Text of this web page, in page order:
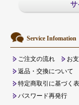
サ
Service Infomation
ご注文の流れ お
返品・交換について
特定商取引に基づく
パスワード再発行